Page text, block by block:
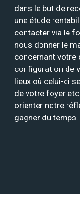
dans le but de
une étude
contacter via le
nous donner le
concernant votre
configuration de
lieux où celui-ci
de votre foyer
orienter notre
gagner du temps.